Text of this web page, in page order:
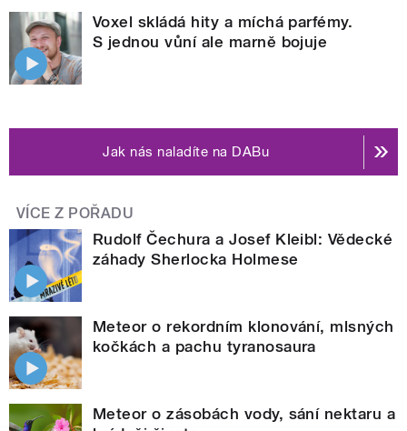
Voxel skládá hity a míchá parfémy.
S jednou vůní ale marně bojuje
Jak nás naladíte na DABu
VÍCE Z POŘADU
Rudolf Čechura a Josef Kleibl: Vědecké
záhady Sherlocka Holmese
Meteor o rekordním klonování, mlsných
kočkách a pachu tyranosaura
Meteor o zásobách vody, sání nektaru a